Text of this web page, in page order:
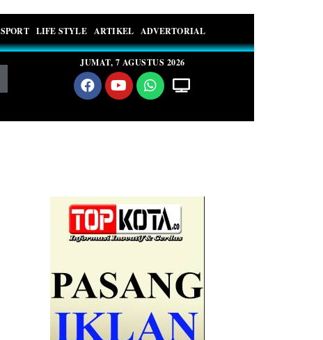
SPORT LIFE STYLE ARTIKEL ADVERTORIAL
JUMAT, 7 AGUSTUS 2026